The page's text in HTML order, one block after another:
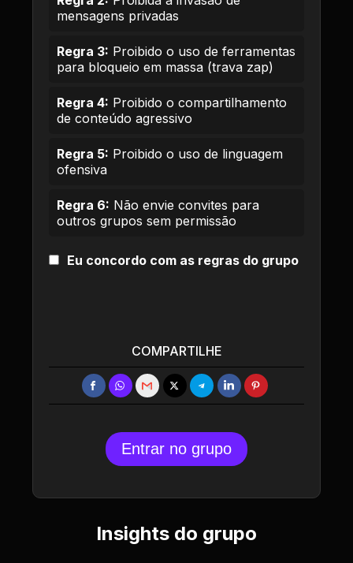
mensagens privadas
Regra 3: Proibido o uso de ferramentas
para bloqueio em massa (trava zap)
Regra 4: Proibido o compartilhamento
de conteúdo agressivo
Regra 5: Proibido o uso de linguagem
ofensiva
Regra 6: Não envie convites para
outros grupos sem permissão
Eu concordo com as regras do grupo
COMPARTILHE
Entrar no grupo
Insights do grupo